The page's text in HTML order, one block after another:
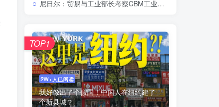
尼日尔：贸易与工业部长考察CBM工业园区 督导本土工业建设推进经济自主
2W+人已阅读
我好像出了个假国！中国人在纽约建了
个新县城？
TOP1